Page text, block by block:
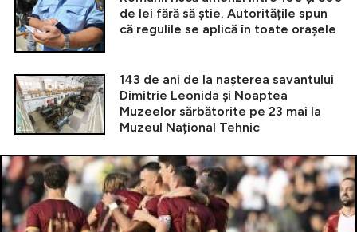
de lei fără să știe. Autoritățile spun
că regulile se aplică în toate orașele
143 de ani de la nașterea savantului
Dimitrie Leonida și Noaptea
Muzeelor sărbătorite pe 23 mai la
Muzeul Național Tehnic